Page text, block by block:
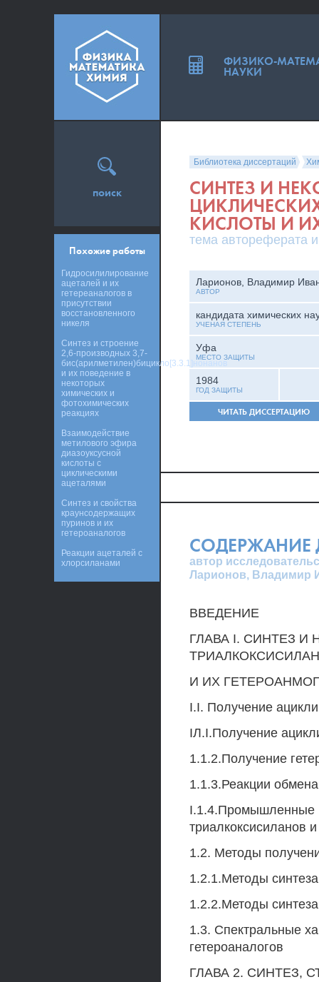
Библиотека диссертаций
СИНТЕЗ И
КИСЛОТЫ И
тема автореферата
Ларионов, Владимир
АВТОР
кандидата химических
УЧЕНАЯ СТЕПЕНЬ
Уфа
МЕСТО ЗАЩИТЫ
1984
ГОД ЗАЩИТЫ
ЧИТАТЬ ДИССЕРТАЦИЮ
СОДЕРЖАНИЕ
автор
Ларионов, Владимир
ВВЕДЕНИЕ
ГЛАВА I. СИНТЕЗ И
И ИХ
I.I. Получение
IЛ.I.Получение
1.1.2.Получение
1.1.3.Реакции
I.1.4.Промышленные
триалкоксисиланов
1.2. Методы
1.2.1.Методы
1.2.2.Методы
1.3. Спектральные
гетероаналогов
ГЛАВА 2. СИНТЕЗ,
поиск
Похожие работы
Гидросилилирование
ацеталей и их
гетереаналогов в
присутствии
восстановленного
никеля
Синтез и строение
2,6-производных 3,7-
бис(арилметилен)бицикло[3.3.1]нонанов
и их поведение в
некоторых
химических и
фотохимических
реакциях
Взаимодействие
метилового эфира
диазоуксусной
кислоты с
циклическими
ацеталями
Синтез и свойства
краунсодержащих
пуринов и их
гетероаналогов
Реакции ацеталей с
хлорсиланами
ФИЗИКО-
НАУКИ